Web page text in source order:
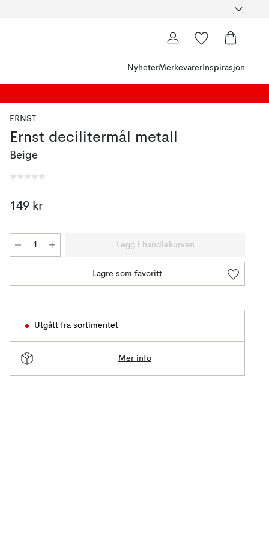
NyheterMerkevarer Inspirasjon
ERNST
Ernst decilitermål metall
Beige
149 kr
Legg i handlekurven
Lagre som favoritt
Utgått fra sortimentet
Mer info